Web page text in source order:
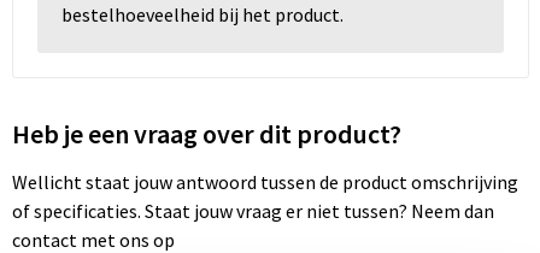
bestelhoeveelheid bij het product.
Heb je een vraag over dit product?
Wellicht staat jouw antwoord tussen de product omschrijving
of specificaties. Staat jouw vraag er niet tussen? Neem dan
contact met ons op